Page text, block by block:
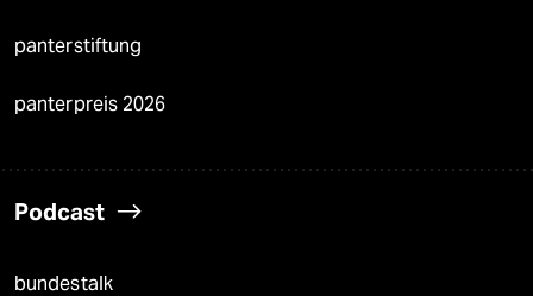
panterstiftung
panterpreis 2026
Podcast
bundestalk